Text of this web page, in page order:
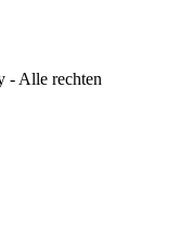
- Alle rechten